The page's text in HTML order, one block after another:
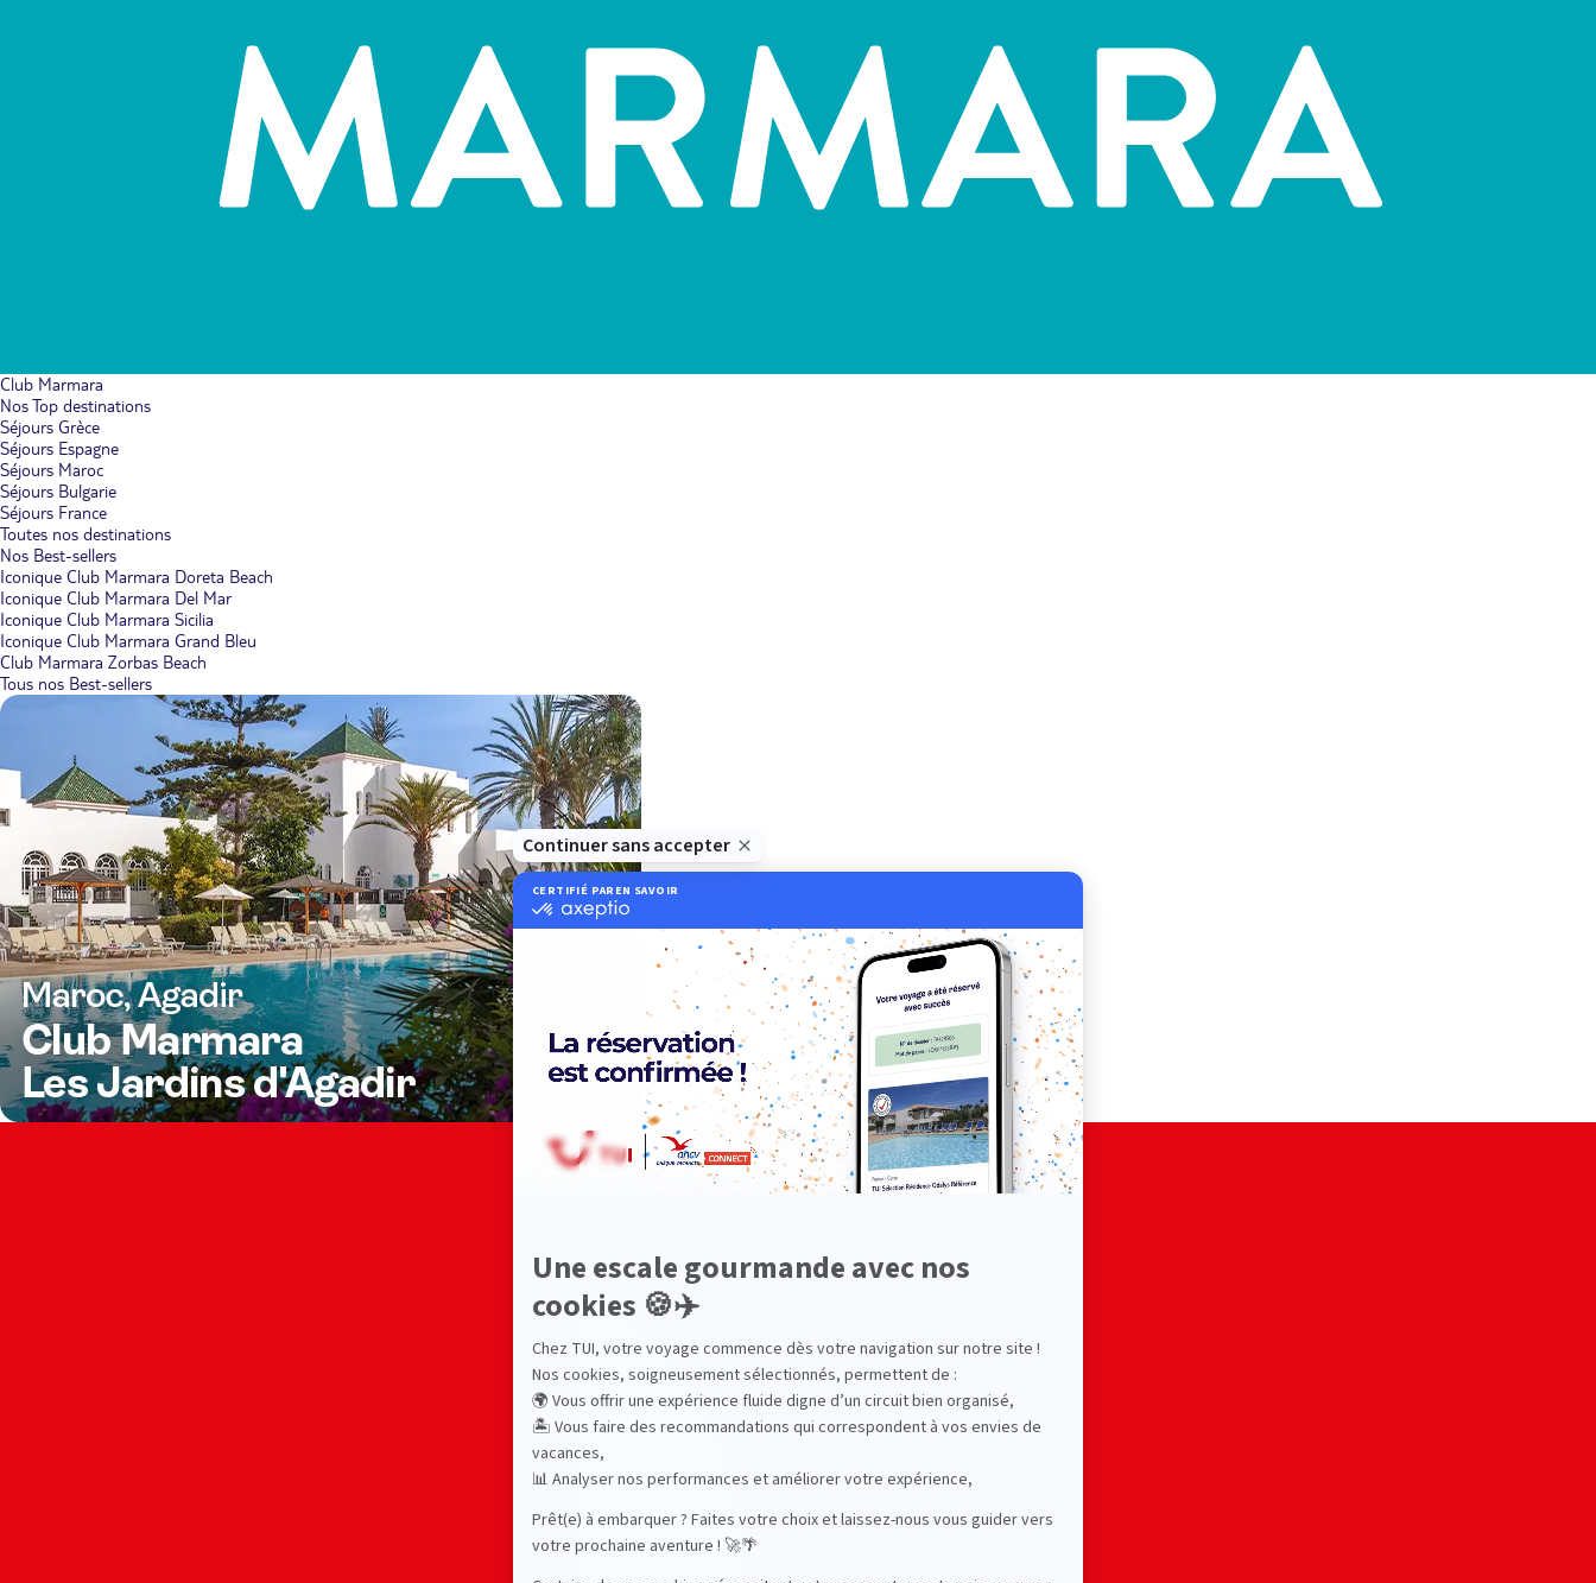
Club Marmara
Nos Top destinations
Séjours Grèce
Séjours Espagne
Séjours Maroc
Séjours Bulgarie
Séjours France
Toutes nos destinations
Nos Best-sellers
Iconique Club Marmara Doreta Beach
Iconique Club Marmara Del Mar
Iconique Club Marmara Sicilia
Iconique Club Marmara Grand Bleu
Club Marmara Zorbas Beach
Tous nos Best-sellers